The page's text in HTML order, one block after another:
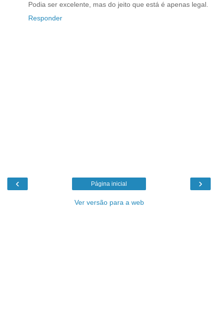
Podia ser excelente, mas do jeito que está é apenas legal.
Responder
‹ ›
Página inicial
Ver versão para a web